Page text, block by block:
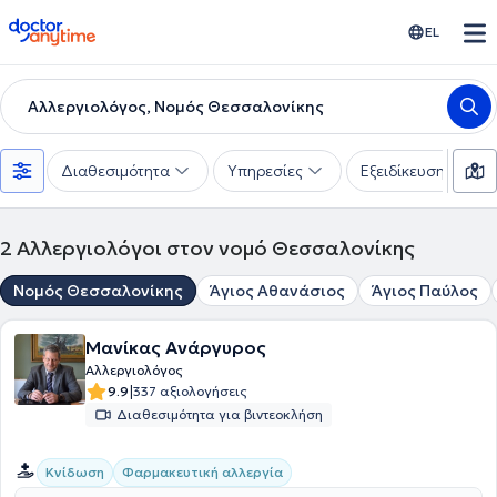
doctoranytime EL
Αλλεργιολόγος, Νομός Θεσσαλονίκης
Διαθεσιμότητα Υπηρεσίες Εξειδίκευση
2 Αλλεργιολόγοι στον νομό Θεσσαλονίκης
Νομός Θεσσαλονίκης Άγιος Αθανάσιος Άγιος Παύλος
Μανίκας Ανάργυρος
Αλλεργιολόγος
9.9|337 αξιολογήσεις
Διαθεσιμότητα για βιντεοκλήση
Κνίδωση Φαρμακευτική αλλεργία